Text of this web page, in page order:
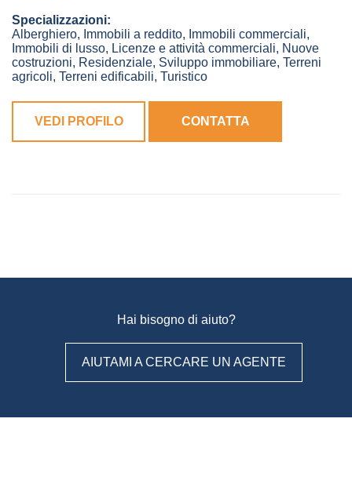
Specializzazioni:
Alberghiero, Immobili a reddito, Immobili commerciali,
Immobili di lusso, Licenze e attività commerciali, Nuove
costruzioni, Residenziale, Sviluppo immobiliare, Terreni
agricoli, Terreni edificabili, Turistico
VEDI PROFILO CONTATTA
Hai bisogno di aiuto?
AIUTAMI A CERCARE UN AGENTE